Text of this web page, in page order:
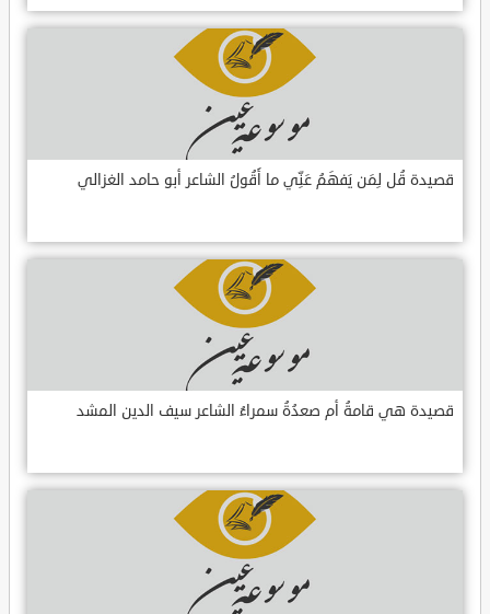
قصيدة قُل لِمَن يَفهَمُ عَنِّي ما أَقُولُ الشاعر أبو حامد الغزالي
قصيدة هي قامةُ أم صعدُةُ سمراءُ الشاعر سيف الدين المشد